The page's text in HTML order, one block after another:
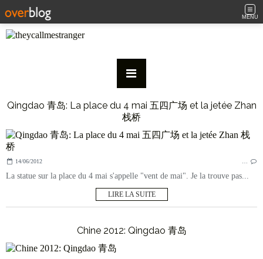
MENU
Qingdao 青岛: La place du 4 mai 五四广场 et la jetée Zhan
栈桥
14/06/2012
La statue sur la place du 4 mai s'appelle "vent de mai". Je la trouve pas...
LIRE LA SUITE
Chine 2012: Qingdao 青岛